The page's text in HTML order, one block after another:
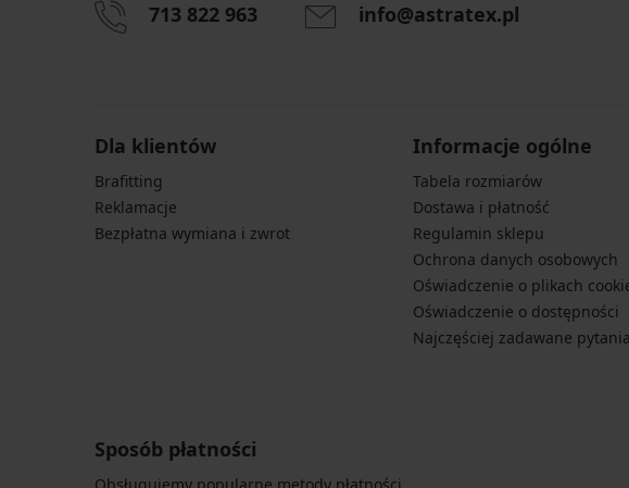
713 822 963 info@astratex.pl
Dla klientów
Brafitting
Reklamacje
Bezpłatna wymiana i zwrot
Informacje ogólne
Tabela rozmiarów
Dostawa i płatność
Regulamin sklepu
Ochrona danych osobowych
Oświadczenie o plikach
Oświadczenie o dostępności
Najczęściej zadawane pytania
Sposób płatności